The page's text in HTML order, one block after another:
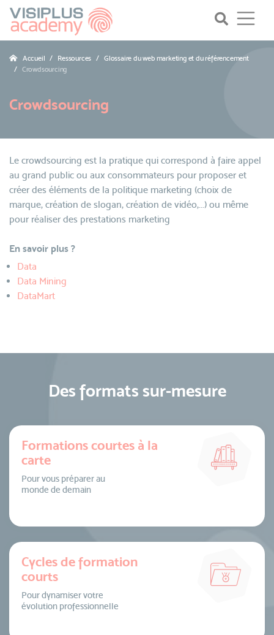
Accueil Ressources
Glossaire du web marketing et du référencement
Crowdsourcing
Crowdsourcing
Le crowdsourcing est la pratique qui correspond à faire appel
au grand public ou aux consommateurs pour proposer et
créer des éléments de la politique marketing (choix de
marque, création de slogan, création de vidéo,...) ou même
pour réaliser des prestations marketing
En savoir plus ?
Data
Data Mining
DataMart
Des formats sur-mesure
Formations courtes à la
carte
Pour vous préparer au
monde de demain
Cycles de formation
courts
Pour dynamiser votre
évolution professionnelle